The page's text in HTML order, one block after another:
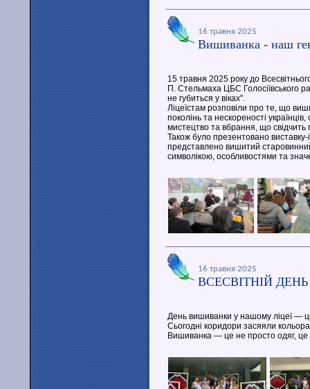
16 травня 2025
Вишиванка - наш
15 травня 2025 року до
П. Стельмаха ЦБС Голосіївського
не губиться у віках".
Ліцеїстам розповіли про те, що
поколінь та нескореності
мистецтво та вбрання, що свідчить
Також було презентовано
представлено вишитий старовинний
символікою, особливостями та
16 травня 2025
ВСЕСВІТНІЙ
День вишиванки у нашому ліцеї —
Сьогодні коридори засяяли
Вишиванка — це не просто одяг, це